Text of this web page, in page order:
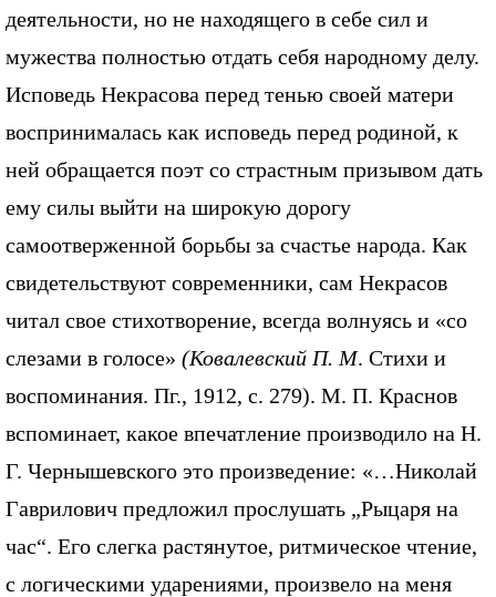
деятельности, но не находящего в себе сил и
мужества полностью отдать себя народному делу.
Исповедь Некрасова перед тенью своей матери
воспринималась как исповедь перед родиной, к
ней обращается поэт со страстным призывом дать
ему силы выйти на широкую дорогу
самоотверженной борьбы за счастье народа. Как
свидетельствуют современники, сам Некрасов
читал свое стихотворение, всегда волнуясь и «со
слезами в голосе» (Ковалевский П. М. Стихи и
воспоминания. Пг., 1912, с. 279). М. П. Краснов
вспоминает, какое впечатление производило на Н.
Г. Чернышевского это произведение: «…Николай
Гаврилович предложил прослушать „Рыцаря на
час“. Его слегка растянутое, ритмическое чтение,
с логическими ударениями, произвело на меня